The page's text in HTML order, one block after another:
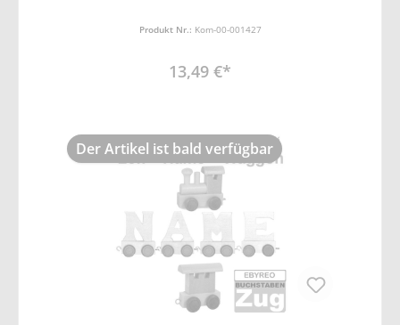
Produkt Nr.: Kom-00-001427
13,49 €*
Der Artikel ist bald verfügbar